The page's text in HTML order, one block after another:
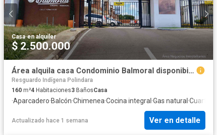
Casa·en alquiler
$ 2.500.000
Área alquila casa Condominio Balmoral disponibilidad inmediata
Resguardo Indígena Polindara
160 m²4 Habitaciones3 BañosCasa
·Aparcadero·Balcón·Chimenea·Cocina integral ·Gas natural ·Cuarto
Actualizado hace 1 semana Ver en detalle